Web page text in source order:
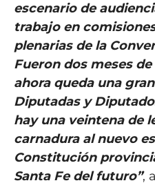
escenario de
trabajo en
plenarias de la
Fueron dos meses
ahora queda una
Diputadas y
hay una veintena de
carnadura al nuevo
Constitución
Santa Fe del futuro”,